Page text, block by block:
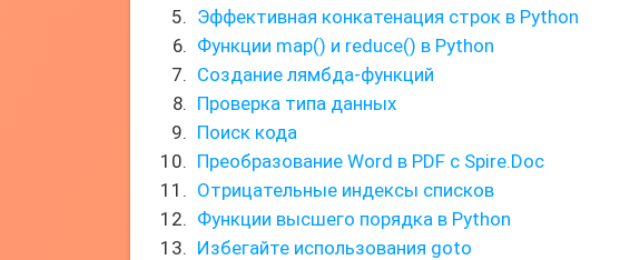
Эффективная конкатенация строк в Python
Функции map() и reduce() в Python
Создание лямбда-функций
Проверка типа данных
Поиск кода
Преобразование Word в PDF с Spire.Doc
Отрицательные индексы списков
Функции высшего порядка в Python
Избегайте использования goto